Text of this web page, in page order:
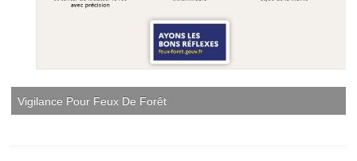
Vigilance Pour Feux De Forêt